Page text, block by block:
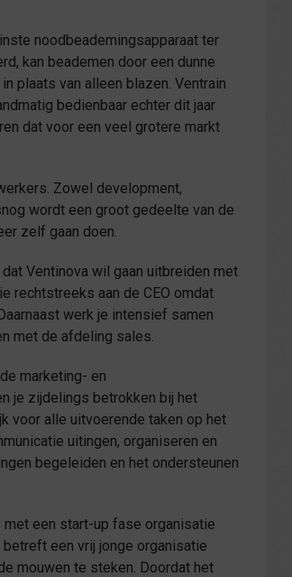
noodbeademingsapparaat ter
kan beademen door een dunne
plaats van alleen blazen. Ventrain
bedienbaar echter dit jaar
dat voor een veel grotere markt
Zowel development,
wordt een groot gedeelte van de
zelf gaan doen.
Ventinova wil gaan uitbreiden met
rechtstreeks aan de CEO omdat
werk je intensief samen
met de afdeling sales.
marketing- en
je zijdelings betrokken bij het
voor alle uitvoerende taken op het
uitingen, organiseren en
begeleiden en het ondersteunen
een start-up fase organisatie
een vrij jonge organisatie
mouwen te steken. Doordat het